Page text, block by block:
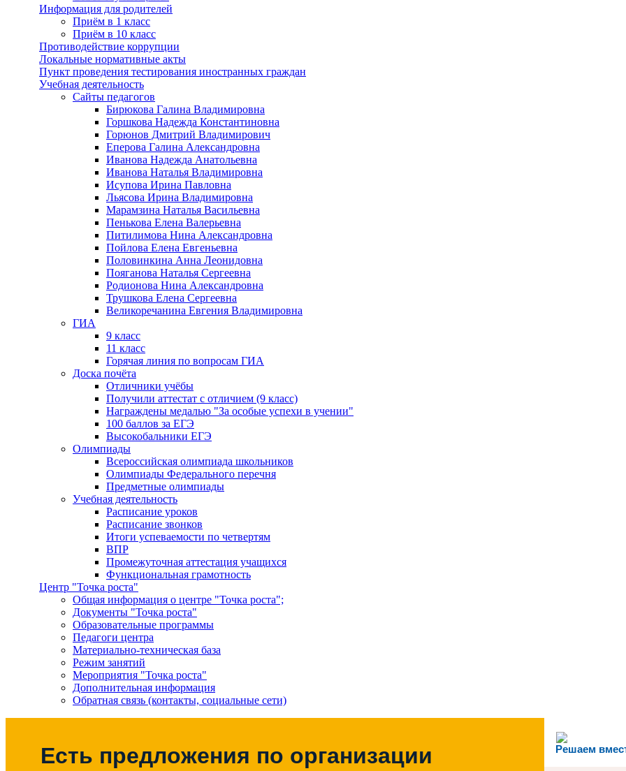
Информация для родителей
Приём в 1 класс
Приём в 10 класс
Противодействие коррупции
Локальные нормативные акты
Пункт проведения тестирования иностранных граждан
Учебная деятельность
Сайты педагогов
Бирюкова Галина Владимировна
Горшкова Надежда Константиновна
Горюнов Дмитрий Владимирович
Еперова Галина Александровна
Иванова Надежда Анатольевна
Иванова Наталья Владимировна
Исупова Ирина Павловна
Льясова Ирина Владимировна
Марамзина Наталья Васильевна
Пенькова Елена Валерьевна
Питилимова Нина Александровна
Пойлова Елена Евгеньевна
Половинкина Анна Леонидовна
Пояганова Наталья Сергеевна
Родионова Нина Александровна
Трушкова Елена Сергеевна
Великоречанина Евгения Владимировна
ГИА
9 класс
11 класс
Горячая линия по вопросам ГИА
Доска почёта
Отличники учёбы
Получили аттестат с отличием (9 класс)
Награждены медалью "За особые успехи в учении"
100 баллов за ЕГЭ
Высокобальники ЕГЭ
Олимпиады
Всероссийская олимпиада школьников
Олимпиады Федерального перечня
Предметные олимпиады
Учебная деятельность
Расписание уроков
Расписание звонков
Итоги успеваемости по четвертям
ВПР
Промежуточная аттестация учащихся
Функциональная грамотность
Центр "Точка роста"
Общая информация о центре "Точка роста";
Документы "Точка роста"
Образовательные программы
Педагоги центра
Материально-техническая база
Режим занятий
Мероприятия "Точка роста"
Дополнительная информация
Обратная связь (контакты, социальные сети)
Решаем
Есть предложения по организации